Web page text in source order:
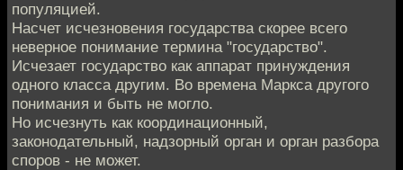
популяцией.
Насчет исчезновения государства скорее всего
неверное понимание термина "государство".
Исчезает государство как аппарат принуждения
одного класса другим. Во времена Маркса другого
понимания и быть не могло.
Но исчезнуть как координационный,
законодательный, надзорный орган и орган разбора
споров - не может.